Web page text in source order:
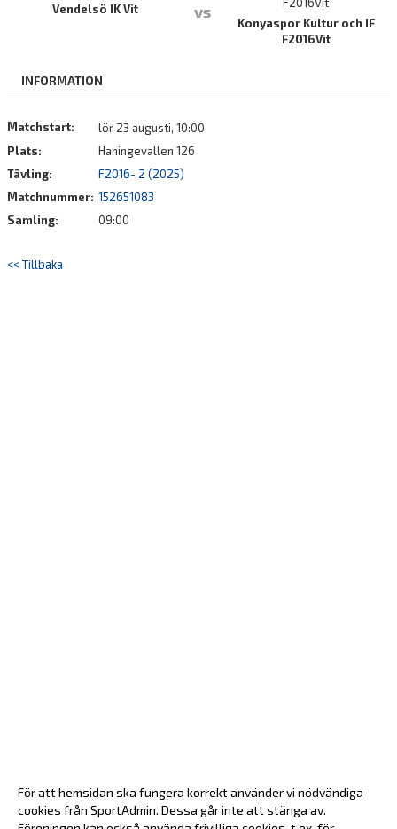
BILDGALLERI
KONTAKT
MATCHER
Vendelsö IK Vit vs
Konyaspor Kultur och IF
F2016Vit
INFORMATION
Matchstart:
lör 23 augusti, 10:00
Plats:
Haningevallen 126
Tävling:
F2016- 2 (2025)
Matchnummer: 152651083
Samling:
09:00
<< Tillbaka
För att hemsidan ska fungera korrekt använder vi nödvändiga
cookies från SportAdmin. Dessa går inte att stänga av.